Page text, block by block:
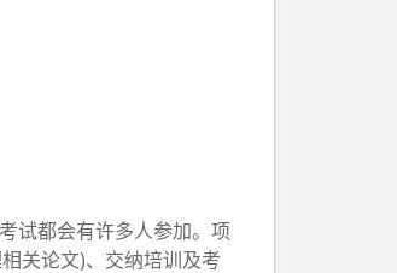
试都会有许多人参加。项
关论文)、交纳培训及考